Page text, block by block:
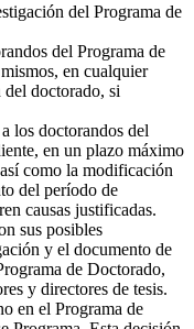
del Programa de
del Programa de
en cualquier
doctorado, si
los doctorandos del
en un plazo máximo
como la modificación
del período de
causas justificadas.
sus posibles
y el documento de
de Doctorado,
y directores de tesis.
en el Programa de